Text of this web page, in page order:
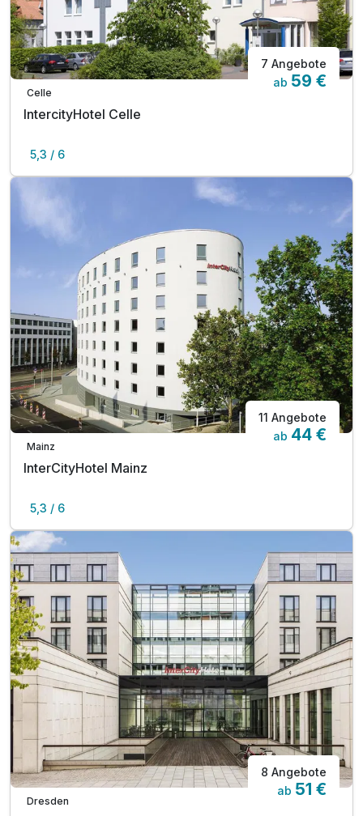
Celle
7 Angebote
ab 59 €
IntercityHotel Celle
5,3 / 6
Mainz
11 Angebote
ab 44 €
InterCityHotel Mainz
5,3 / 6
Dresden
8 Angebote
ab 51 €